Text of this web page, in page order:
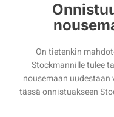
On tietenkin
Stockmannille tulee
nousemaan uudestaan
tässä onnistuakseen